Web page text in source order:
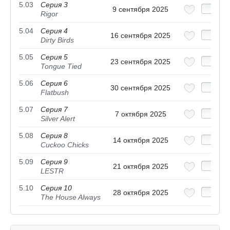
5.03
Серия 3
Rigor
9 сентября 2025
5.04
Серия 4
Dirty Birds
16 сентября 2025
5.05
Серия 5
Tongue Tied
23 сентября 2025
5.06
Серия 6
Flatbush
30 сентября 2025
5.07
Серия 7
Silver Alert
7 октября 2025
5.08
Серия 8
Cuckoo Chicks
14 октября 2025
5.09
Серия 9
LESTR
21 октября 2025
5.10
Серия 10
The House Always
28 октября 2025